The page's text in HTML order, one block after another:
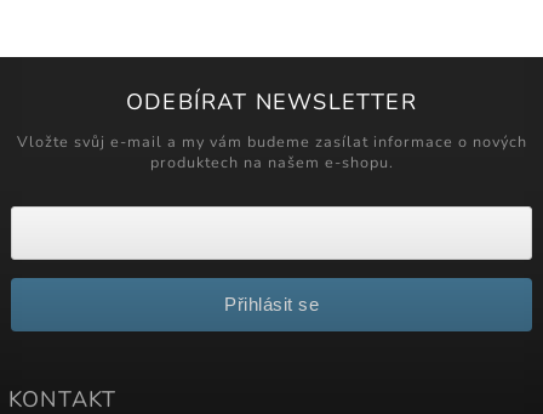
ODEBÍRAT NEWSLETTER
Vložte svůj e-mail a my vám budeme zasílat informace o nových
produktech na našem e-shopu.
Přihlásit se
KONTAKT